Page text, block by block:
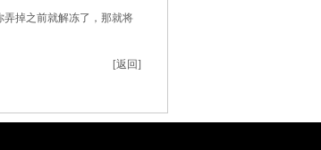
掉之前就解冻了，那就将
[返回]